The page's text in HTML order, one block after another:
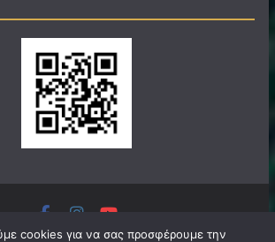
© 2026filadelfeianews.gr. Τα
cookies για να σας προσφέρουμε την